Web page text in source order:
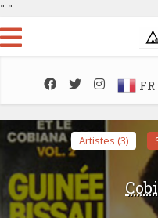
" "
FR
Artistes (3)